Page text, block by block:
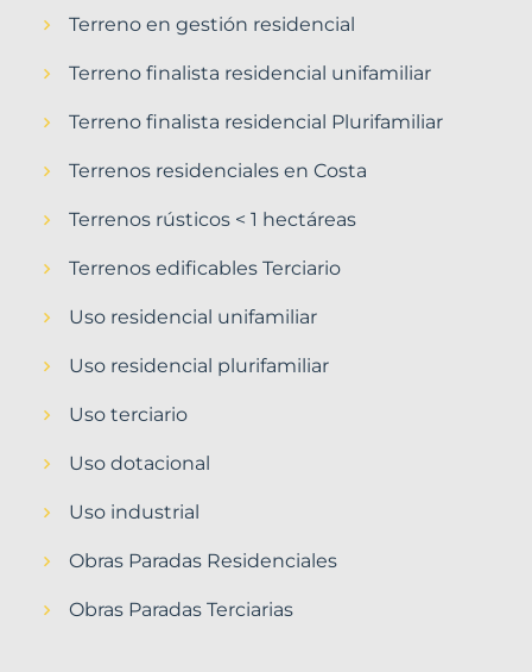
Terreno en gestión residencial
Terreno finalista residencial unifamiliar
Terreno finalista residencial Plurifamiliar
Terrenos residenciales en Costa
Terrenos rústicos < 1 hectáreas
Terrenos edificables Terciario
Uso residencial unifamiliar
Uso residencial plurifamiliar
Uso terciario
Uso dotacional
Uso industrial
Obras Paradas Residenciales
Obras Paradas Terciarias